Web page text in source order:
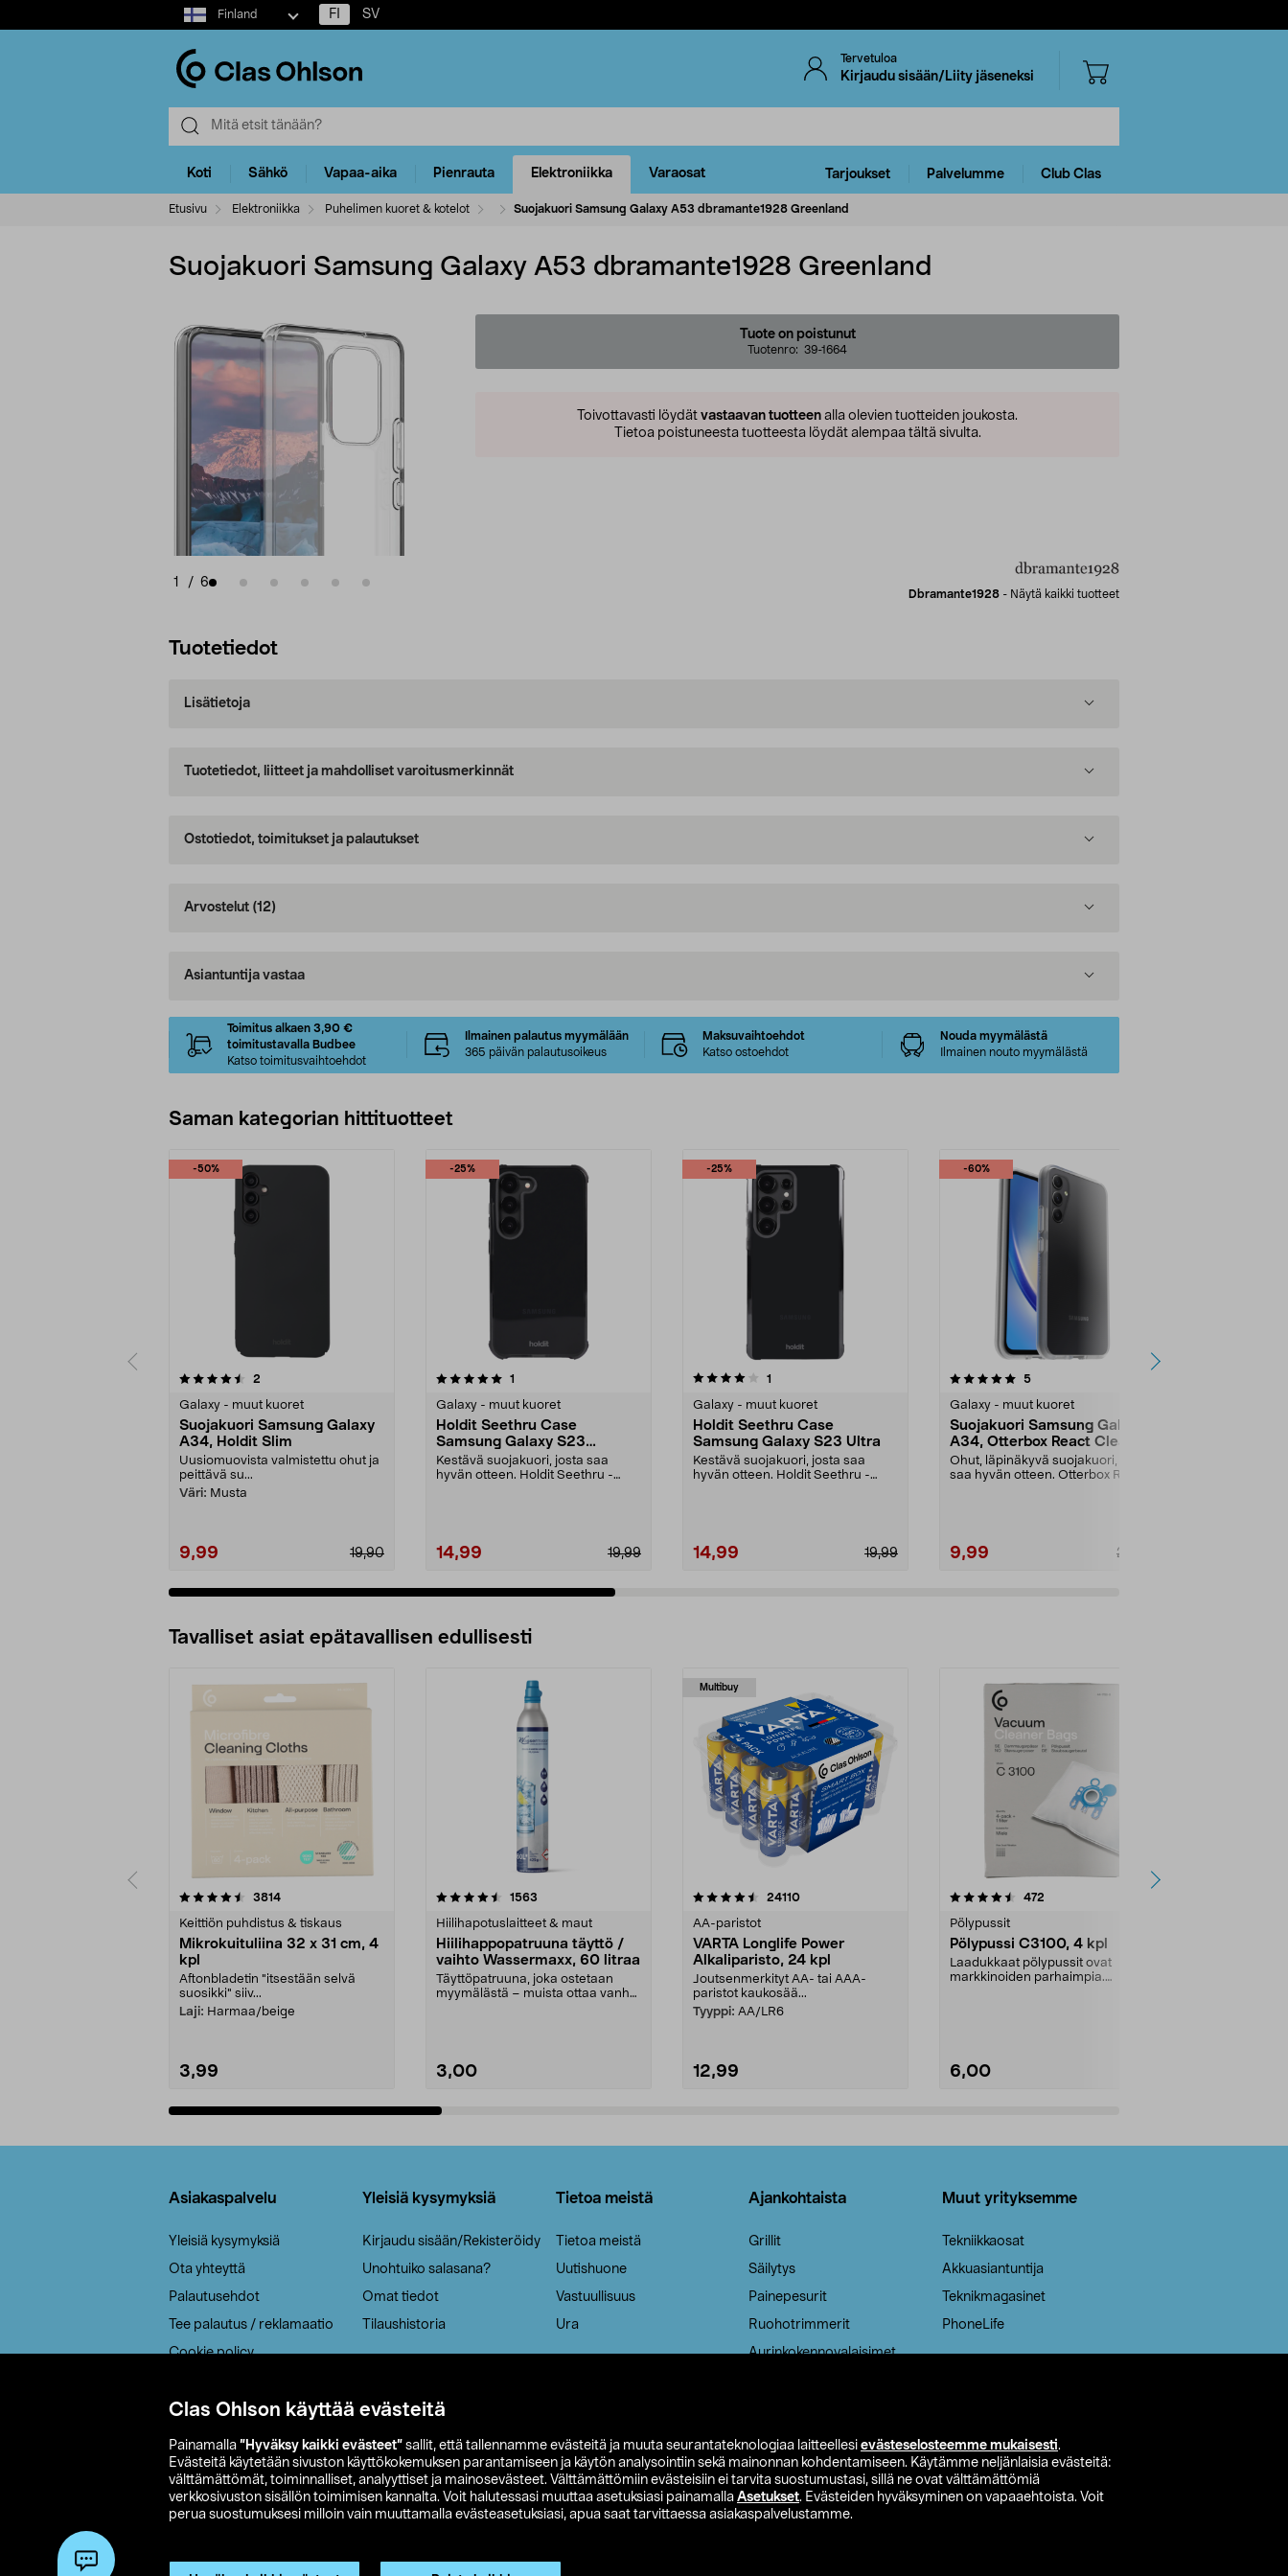
Clas Ohlson käyttää evästeitä
Painamalla ”Hyväksy kaikki evästeet” sallit, että tallennamme evästeitä ja muuta seurantateknologiaa laitteellesi evästeselosteemme mukaisesti.
Evästeitä käytetään sivuston käyttökokemuksen parantamiseen ja käytön analysointiin sekä mainonnan kohdentamiseen. Käytämme neljänlaisia evästeitä:
välttämättömät, toiminnalliset, analyyttiset ja mainosevästeet. Välttämättömiin evästeisiin ei tarvita suostumustasi, sillä ne ovat välttämättömiä
verkkosivuston sisällön toimimisen kannalta. Voit halutessasi muuttaa asetuksiasi painamalla Asetukset. Evästeiden hyväksyminen on vapaaehtoista. Voit
perua suostumuksesi milloin vain muuttamalla evästeasetuksiasi, apua saat tarvittaessa asiakaspalvelustamme.
Select
market
Finland FI SV
Tervetuloa
Kirjaudu sisään/Liity jäseneksi
Koti Sähkö Vapaa-aika Pienrauta Elektroniikka Varaosat Tarjoukset Palvelumme Club Clas
Etusivu Elektroniikka Puhelimen kuoret & kotelot Suojakuori Samsung Galaxy A53 dbramante1928 Greenland
Suojakuori Samsung Galaxy A53 dbramante1928 Greenland
1 / 6
Tuote on poistunut
Tuotenro: 39-1664
Toivottavasti löydät vastaavan tuotteen alla olevien tuotteiden joukosta.
Tietoa poistuneesta tuotteesta löydät alempaa tältä sivulta.
Dbramante1928 - Näytä kaikki tuotteet
Tuotetiedot
Lisätietoja
Tuotetiedot, liitteet ja mahdolliset varoitusmerkinnät
Ostotiedot, toimitukset ja palautukset
Arvostelut (12)
Asiantuntija vastaa
Toimitus alkaen 3,90 €
toimitustavalla Budbee
Katso toimitusvaihtoehdot
Ilmainen palautus myymälään
365 päivän palautusoikeus
Maksuvaihtoehdot
Katso ostoehdot
Nouda myymälästä
Ilmainen nouto myymälästä
Saman kategorian hittituotteet
-50%
2
Galaxy - muut kuoret
Suojakuori Samsung Galaxy
A34, Holdit Slim
Uusiomuovista valmistettu ohut ja
peittävä su...
Väri: Musta
9,99 19,90
-25%
5.0 viidestä
1
Galaxy - muut kuoret
Holdit Seethru Case
Samsung Galaxy S23
Suojakuori
Kestävä suojakuori, josta saa
hyvän otteen. Holdit Seethru -
14,99 19,99
-25%
4.0 viidestä
1
Galaxy - muut kuoret
Holdit Seethru Case
Samsung Galaxy S23 Ultra
Kestävä suojakuori, josta saa
hyvän otteen. Holdit Seethru -
14,99 19,99
-60%
5.0 viidestä
5arvostelut
Galaxy - muut kuoret
Suojakuori Samsung Galaxy
A34, Otterbox React Clear
Ohut, läpinäkyvä suojakuori, josta
saa hyvän otteen. Otterbox React
9,99 24,90
2.0 viidestä
Tavalliset asiat epätavallisen edullisesti
3814arvostelut
Keittiön puhdistus & tiskaus
Mikrokuituliina 32 x 31 cm, 4
kpl
Aftonbladetin "itsestään selvä
suosikki" siiv...
Laji: Harmaa/beige
3,99
4.5viidestä
1563
Hiilihapotuslaitteet & maut
Hiilihappopatruuna täyttö /
vaihto Wassermaxx, 60 litraa
Täyttöpatruuna, joka ostetaan
myymälästä – muista ottaa vanha
3,00
Multibuy
4.5viidestä
24110arvostelut
AA-paristot
VARTA Longlife Power
Alkaliparisto, 24 kpl
Joutsenmerkityt AA- tai AAA-
paristot kaukosää...
Tyyppi: AA/LR6
12,99
4.5viidestä
472
Pölypussit
Pölypussi C3100, 4 kpl
Laadukkaat pölypussit ovat
markkinoiden parhaimpia.
6,00
4.5viidestä
Asiakaspalvelu
Yleisiä kysymyksiä
Ota yhteyttä
Palautusehdot
Tee palautus / reklamaatio
Cookie policy
Saavutettavuus
Yleisiä kysymyksiä
Kirjaudu sisään/Rekisteröidy
Unohtuiko salasana?
Omat tiedot
Tilaushistoria
Tietoa meistä
Tietoa meistä
Uutishuone
Vastuullisuus
Ura
Ajankohtaista
Grillit
Säilytys
Painepesurit
Ruohotrimmerit
Aurinkokennovalaisimet
Muut yrityksemme
Tekniikkaosat
Akkuasiantuntija
Teknikmagasinet
PhoneLife